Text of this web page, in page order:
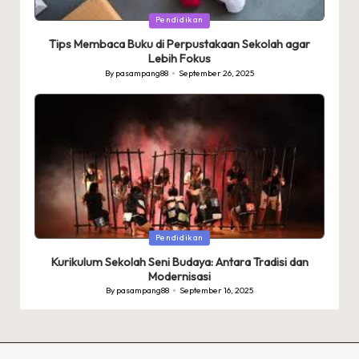
Posted
Pendidikan
Tips Membaca Buku di Perpustakaan Sekolah agar
Lebih Fokus
Posted
By pasampang88 September 26, 2025
Posted
in
Pendidikan
Kurikulum Sekolah Seni Budaya: Antara Tradisi dan
Modernisasi
Posted
By pasampang88 September 16, 2025